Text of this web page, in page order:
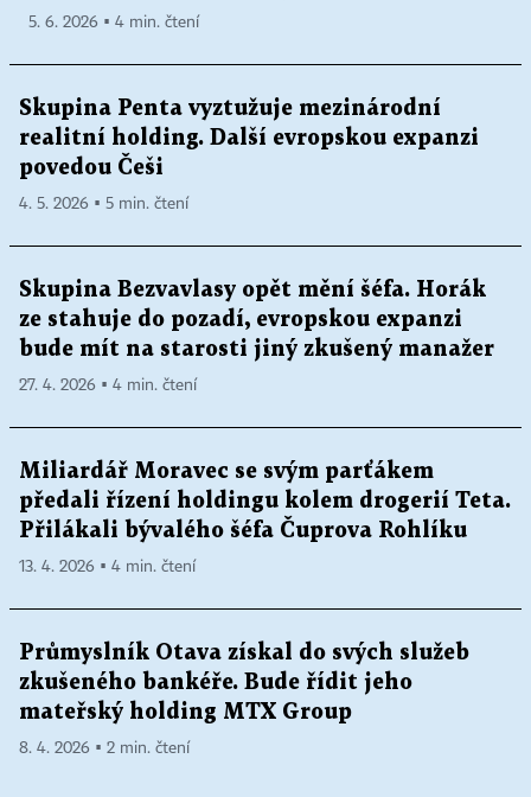
5. 6. 2026 ▪ 4 min. čtení
Skupina Penta vyztužuje mezinárodní
realitní holding. Další evropskou expanzi
povedou Češi
4. 5. 2026 ▪ 5 min. čtení
Skupina Bezvavlasy opět mění šéfa. Horák
ze stahuje do pozadí, evropskou expanzi
bude mít na starosti jiný zkušený manažer
27. 4. 2026 ▪ 4 min. čtení
Miliardář Moravec se svým parťákem
předali řízení holdingu kolem drogerií Teta.
Přilákali bývalého šéfa Čuprova Rohlíku
13. 4. 2026 ▪ 4 min. čtení
Průmyslník Otava získal do svých služeb
zkušeného bankéře. Bude řídit jeho
mateřský holding MTX Group
8. 4. 2026 ▪ 2 min. čtení